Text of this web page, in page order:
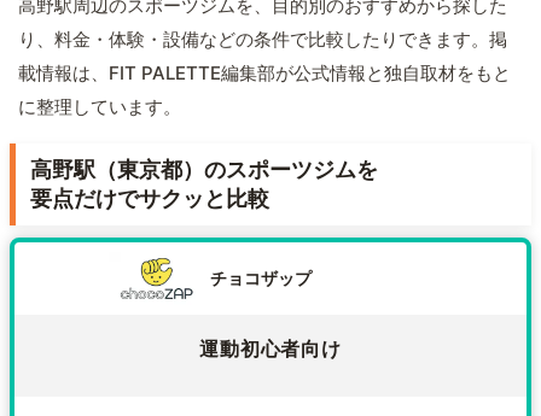
高野駅周辺のスポーツジムを、目的別のおすすめから探した
り、料金・体験・設備などの条件で比較したりできます。掲
載情報は、FIT PALETTE編集部が公式情報と独自取材をもと
に整理しています。
高野駅（東京都）のスポーツジムを
要点だけでサクッと比較
チョコザップ
運動初心者向け